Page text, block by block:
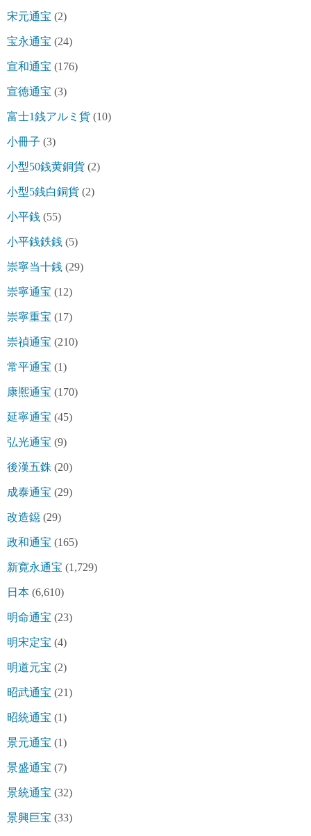
宋元通宝 (2)
宝永通宝 (24)
宣和通宝 (176)
宣徳通宝 (3)
富士1銭アルミ貨 (10)
小冊子 (3)
小型50銭黄銅貨 (2)
小型5銭白銅貨 (2)
小平銭 (55)
小平銭鉄銭 (5)
崇寧当十銭 (29)
崇寧通宝 (12)
崇寧重宝 (17)
崇禎通宝 (210)
常平通宝 (1)
康熈通宝 (170)
延寧通宝 (45)
弘光通宝 (9)
後漢五銖 (20)
成泰通宝 (29)
改造鐚 (29)
政和通宝 (165)
新寛永通宝 (1,729)
日本 (6,610)
明命通宝 (23)
明宋定宝 (4)
明道元宝 (2)
昭武通宝 (21)
昭統通宝 (1)
景元通宝 (1)
景盛通宝 (7)
景統通宝 (32)
景興巨宝 (33)